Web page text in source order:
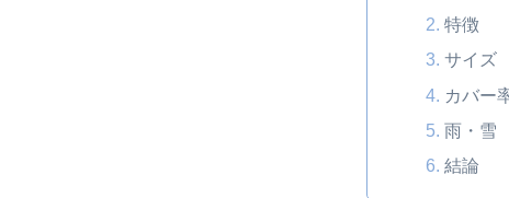
特徴
サイズ
カバー
雨・雪
結論